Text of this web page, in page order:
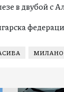
в двубой
МИЛАНО